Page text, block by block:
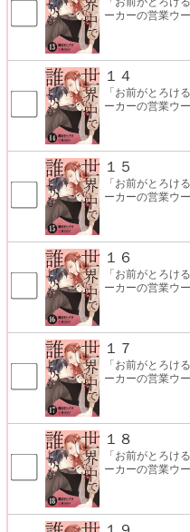
ーカーの営業ウ
１４
「お前がとろけ
ーカーの営業ウ
１５
「お前がとろけ
ーカーの営業ウ
１６
「お前がとろけ
ーカーの営業ウ
１７
「お前がとろけ
ーカーの営業ウ
１８
「お前がとろけ
ーカーの営業ウ